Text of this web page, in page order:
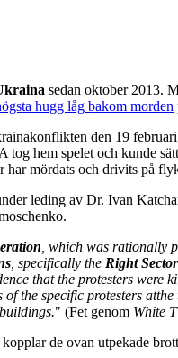
sedan oktober 2013.
hugg låg bakom morden
den 19
hem spelet och kunde
har mördats och drivits på
leding av Dr. Ivan
which was rationally
, specifically the Right Sector
that the protesters were
the specific protesters atthe
" (Fet genom White
de ovan utpekade